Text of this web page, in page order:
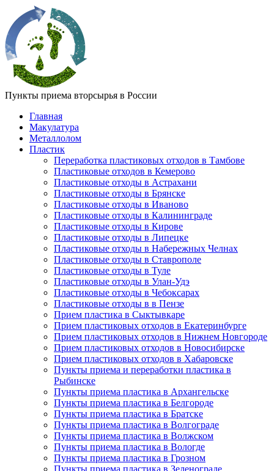
Пункты приема вторсырья в России
Главная
Макулатура
Металлолом
Пластик
Переработка пластиковых отходов в Тамбове
Пластиковые отходов в Кемерово
Пластиковые отходы в Астрахани
Пластиковые отходы в Брянске
Пластиковые отходы в Иваново
Пластиковые отходы в Калининграде
Пластиковые отходы в Кирове
Пластиковые отходы в Липецке
Пластиковые отходы в Набережных Челнах
Пластиковые отходы в Ставрополе
Пластиковые отходы в Туле
Пластиковые отходы в Улан-Удэ
Пластиковые отходы в Чебоксарах
Пластиковые отходы в в Пензе
Прием пластика в Сыктывкаре
Прием пластиковых отходов в Екатеринбурге
Прием пластиковых отходов в Нижнем Новгороде
Прием пластиковых отходов в Новосибирске
Прием пластиковых отходов в Хабаровске
Пункты приема и переработки пластика в
Рыбинске
Пункты приема пластика в Архангельске
Пункты приема пластика в Белгороде
Пункты приема пластика в Братске
Пункты приема пластика в Волгограде
Пункты приема пластика в Волжском
Пункты приема пластика в Вологде
Пункты приема пластика в Грозном
Пункты приема пластика в Зеленограде